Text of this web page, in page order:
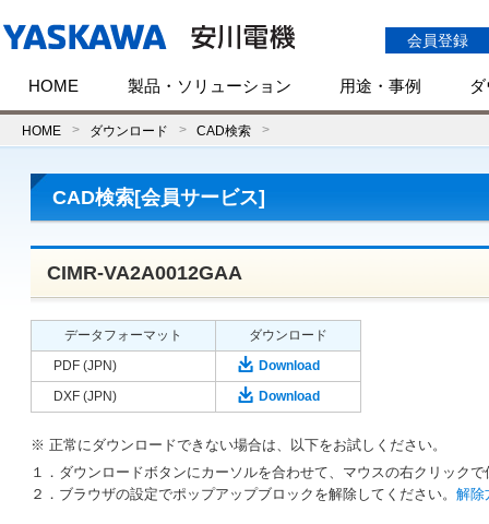
会員登録
HOME 製品・ソリューション 用途・事例
HOME ダウンロード CAD検索
CAD検索[会員サービス]
CIMR-VA2A0012GAA
データフォーマット
ダウンロード
PDF (JPN)
Download
DXF (JPN)
Download
※ 正常にダウンロードできない場合は、以下をお試しください。
１．ダウンロードボタンにカーソルを合わせて、マウスの右クリック
２．ブラウザの設定でポップアップブロックを解除してください。 解除